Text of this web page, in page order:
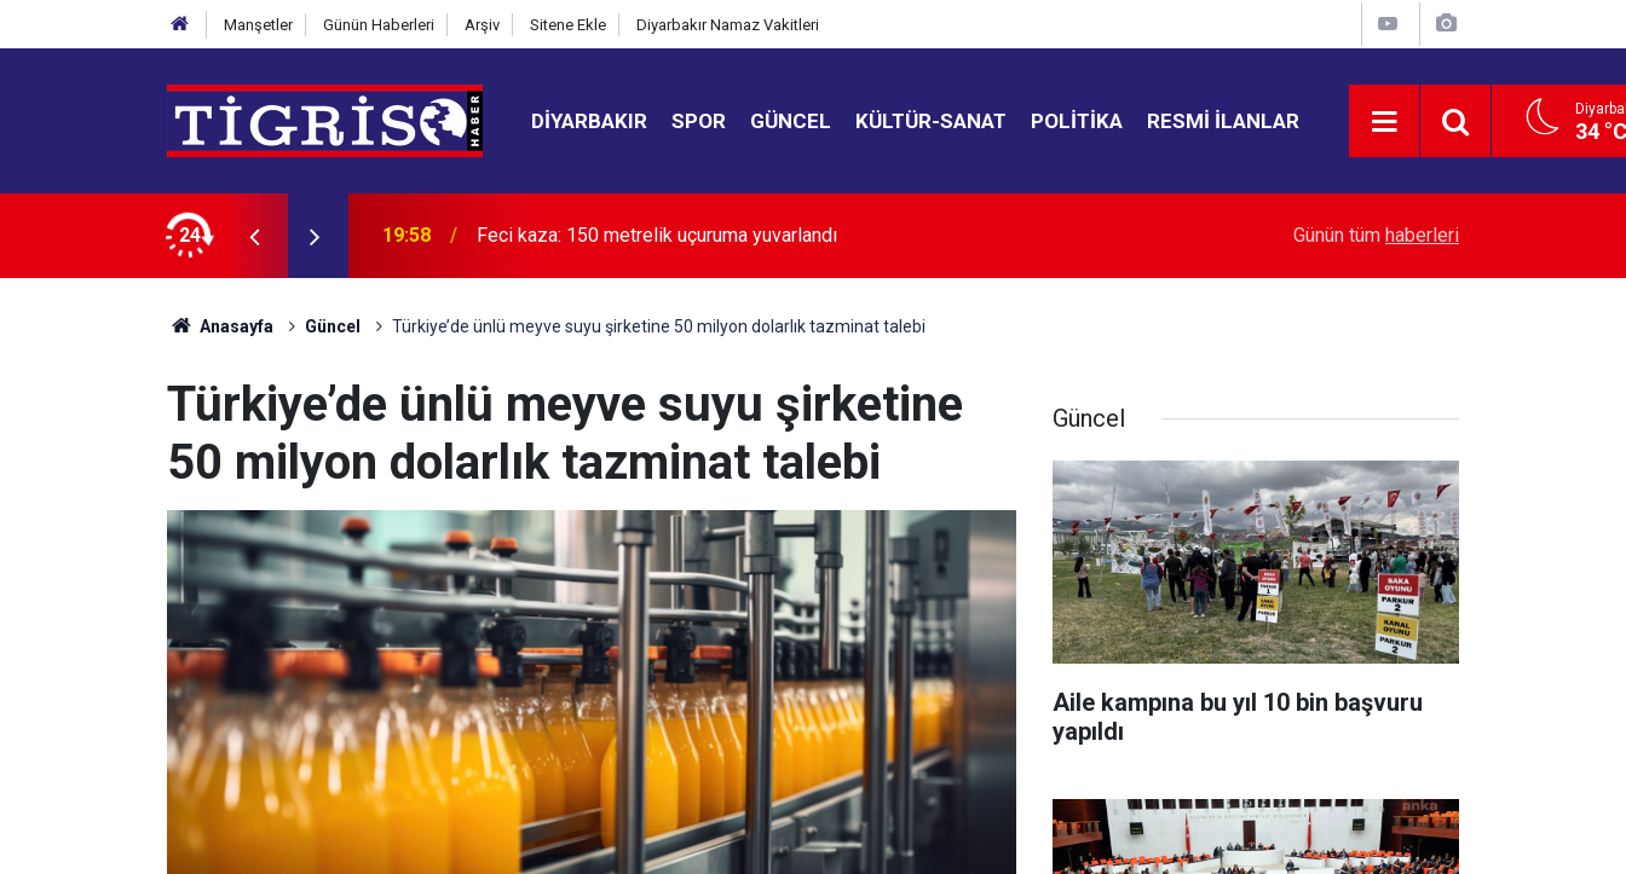
Manşetler Günün Haberleri Arşiv Sitene Ekle Diyarbakır Namaz Vakitleri
DIYARBAKIR SPOR GÜNCEL KÜLTÜR-SANAT POLITIKA RESMI İLANLAR 34
24 19:39 TBMM’nin gündemi "Mekke Anlaşması" İçme suyu tünel hattında göçük: 1 ölü, 1 yaralı
Günün tüm haberleri
Anasayfa Güncel Türkiye’de ünlü meyve suyu şirketine 50 milyon dolarlık tazminat talebi
Türkiye’de ünlü meyve suyu şirketine
50 milyon dolarlık tazminat talebi
Güncel
Aile kampına bu yıl 10 bin başvuru
yapıldı